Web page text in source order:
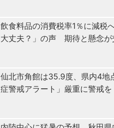
飲食料品の消費税率1％に減
大丈夫？」の声 期待と懸念
仙北市角館は35.9度、県内4
症警戒アラート」厳重に警戒